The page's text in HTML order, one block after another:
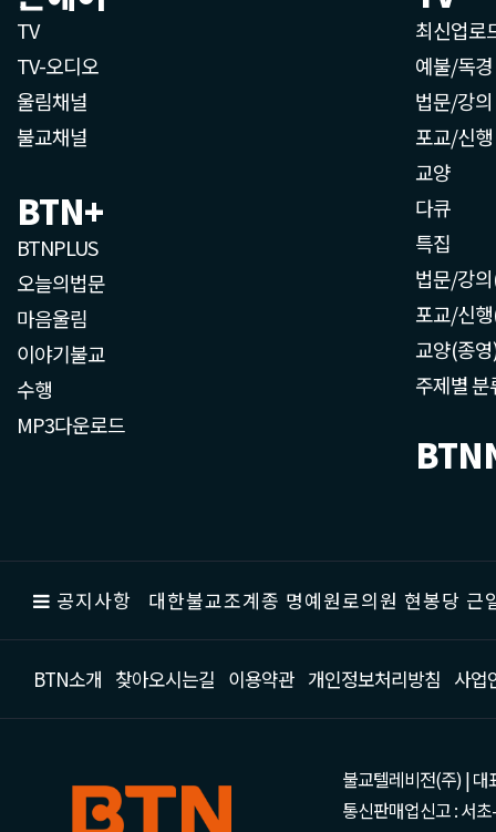
TV
TV-오디오
울림채널
불교채널
BTN+
BTNPLUS
오늘의법문
마음울림
이야기불교
수행
MP3다운로드
최신업로
예불/독경
법문/강의
포교/신행
교양
다큐
특집
법문/강
포교/신
교양(종
주제별 분
공지사항 대한불교조계종 명예원로의원 현봉당
BTN소개 찾아오시는길 이용약관 개인정보처리방침 사업
불교텔레비전(주) | 대
통신판매업신고 : 서